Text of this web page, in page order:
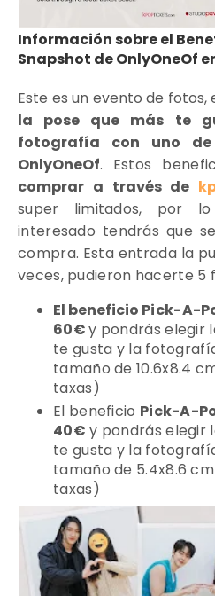
Información sobre el
Snapshot de OnlyOneOf
Este es un evento de fotos,
la pose que más te
fotografía con uno
OnlyOneOf. Estos
comprar a través de
super limitados, por
interesado tendrás que
compra. Esta entrada la
veces, pudieron hacerte 5
El beneficio Pick-A-
60€y pondrás elegir
te gusta y la
tamaño de 10.6x8.4
taxas)
El beneficio Pick-A-
40€ y pondrás elegir
te gusta y la
tamaño de 5.4x8.6
taxas)